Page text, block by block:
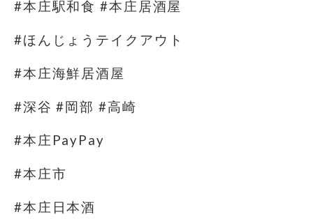
#本庄駅和食 #本庄居酒屋
#ほんじょうテイクアウト
#本庄海鮮居酒屋
#深谷 #岡部 #高崎
#本庄PayPay
#本庄市
#本庄日本酒